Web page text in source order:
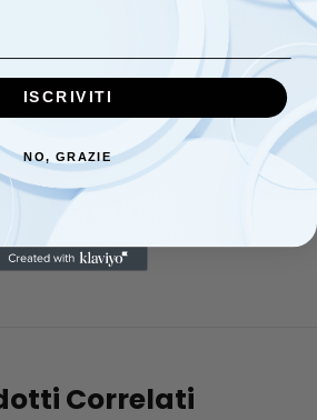
su piquet di puro cotone;
fibra anallergica;
con fascia laterale sovrapposta in
cm
cm
Correlati
ISCRIVITI
NO, GRAZIE